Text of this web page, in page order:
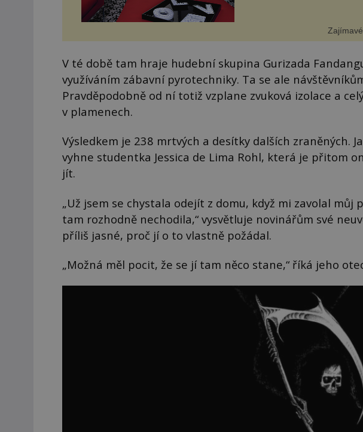
V té době tam hraje hudební skupina Gurizada
využíváním zábavní pyrotechniky. Ta se ale
Pravděpodobně od ní totiž vzplane zvuková izolace a
v plamenech.
Výsledkem je 238 mrtvých a desítky dalších zraněných.
vyhne studentka Jessica de Lima Rohl, která je přitom
jít.
„Už jsem se chystala odejít z domu, když mi zavolal
tam rozhodně nechodila,“ vysvětluje novinářům své
příliš jasné, proč jí o to vlastně požádal.
„Možná měl pocit, že se jí tam něco stane,“ říká jeho